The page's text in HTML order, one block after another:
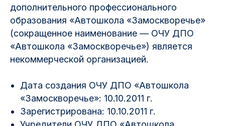
дополнительного профессионального
образования «Автошкола «Замоскворечье»
(сокращенное наименование — ОЧУ ДПО
«Автошкола «Замоскворечье») является
некоммерческой организацией.
Дата создания ОЧУ ДПО «Автошкола
«Замоскворечье»: 10.10.2011 г.
Зарегистрирована: 10.10.2011 г.